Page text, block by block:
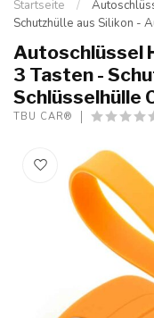
Startseite /
Schutzhülle aus Silikon -
Autoschlüssel
3 Tasten -
Schlüsselhülle
TBU CAR®